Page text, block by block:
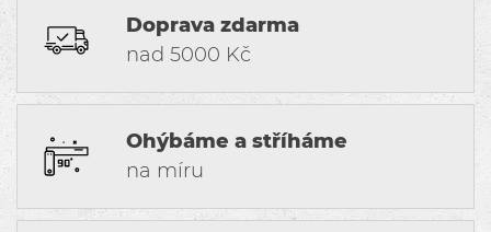
Doprava zdarma
nad 5000 Kč
Ohýbáme a stříháme
na míru